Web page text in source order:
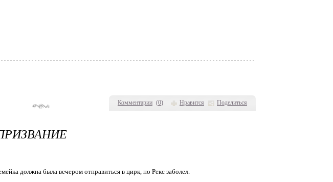
Комментарии (0) Нравится Поделиться
должна была вечером отправиться в цирк, но Рекс заболел.